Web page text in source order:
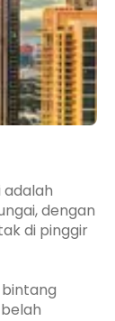
adalah
dengan
di pinggir